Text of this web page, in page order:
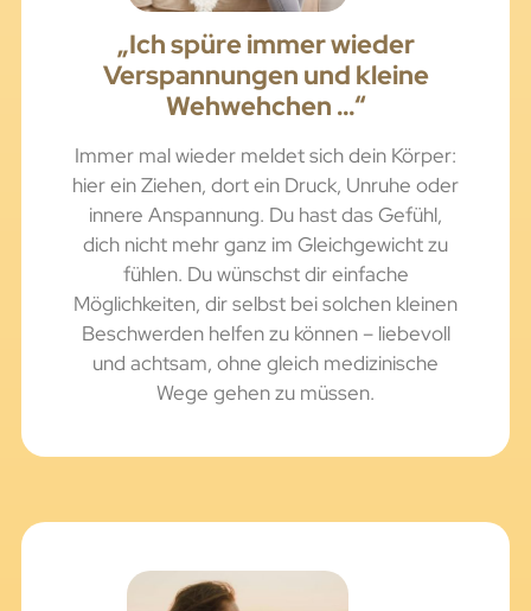
„Ich spüre immer wieder
Verspannungen und kleine
Wehwehchen …“
Immer mal wieder meldet sich dein Körper:
hier ein Ziehen, dort ein Druck, Unruhe oder
innere Anspannung. Du hast das Gefühl,
dich nicht mehr ganz im Gleichgewicht zu
fühlen. Du wünschst dir einfache
Möglichkeiten, dir selbst bei solchen kleinen
Beschwerden helfen zu können – liebevoll
und achtsam, ohne gleich medizinische
Wege gehen zu müssen.